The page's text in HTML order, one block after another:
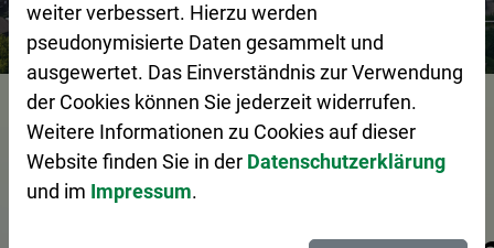
Stadtgestaltung Wirtschaftsförderung
Vorlesen
weiter verbessert. Hierzu werden
pseudonymisierte Daten gesammelt und
ausgewertet. Das Einverständnis zur Verwendung
der Cookies können Sie jederzeit widerrufen.
Weitere Informationen zu Cookies auf dieser
Website finden Sie in der Datenschutzerklärung
und im Impressum.